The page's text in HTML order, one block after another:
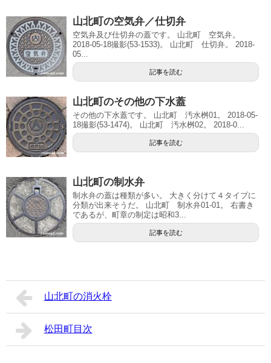
山北町の空気弁／仕切弁
空気弁及び仕切弁の蓋です。 山北町 空気弁。
2018-05-18撮影(53-1533)。 山北町 仕切弁。 2018-
05...
記事を読む
山北町のその他の下水蓋
その他の下水蓋です。 山北町 汚水桝01。 2018-05-
18撮影(53-1474)。 山北町 汚水桝02。 2018-0...
記事を読む
山北町の制水弁
制水弁の蓋は種類が多い。 大きく分けて４タイプに
分類が出来そうだ。 山北町 制水弁01-01。 右書き
であるが、町章の制定は昭和3...
記事を読む
山北町の消火栓
松田町目次